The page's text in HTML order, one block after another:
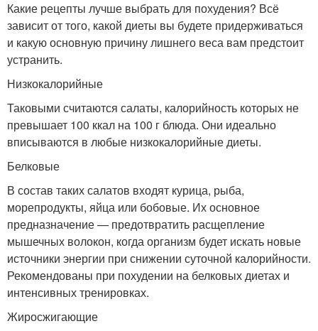
Какие рецепты лучше выбрать для похудения? Всё
зависит от того, какой диеты вы будете придерживаться
и какую основную причину лишнего веса вам предстоит
устранить.
Низкокалорийные
Таковыми считаются салаты, калорийность которых не
превышает 100 ккал на 100 г блюда. Они идеально
вписываются в любые низкокалорийные диеты.
Белковые
В состав таких салатов входят курица, рыба,
морепродукты, яйца или бобовые. Их основное
предназначение — предотвратить расщепление
мышечных волокон, когда организм будет искать новые
источники энергии при снижении суточной калорийности.
Рекомендованы при похудении на белковых диетах и
интенсивных тренировках.
Жиросжигающие